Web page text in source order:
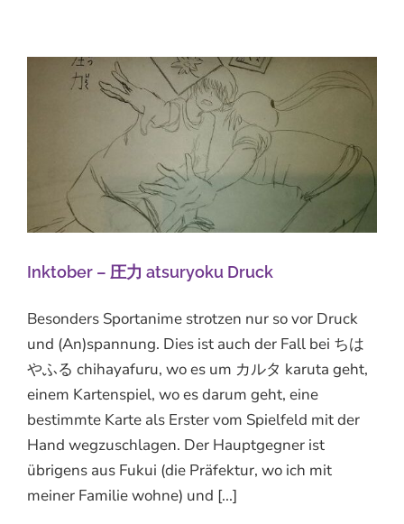
Inktober – 圧力 atsuryoku Druck
Besonders Sportanime strotzen nur so vor Druck
und (An)spannung. Dies ist auch der Fall bei ちは
やふる chihayafuru, wo es um カルタ karuta geht,
einem Kartenspiel, wo es darum geht, eine
bestimmte Karte als Erster vom Spielfeld mit der
Hand wegzuschlagen. Der Hauptgegner ist
übrigens aus Fukui (die Präfektur, wo ich mit
meiner Familie wohne) und [...]